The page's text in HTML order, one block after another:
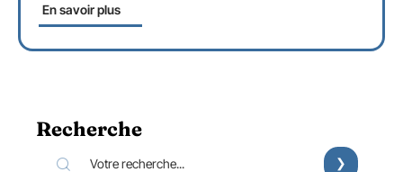
En savoir plus
Recherche